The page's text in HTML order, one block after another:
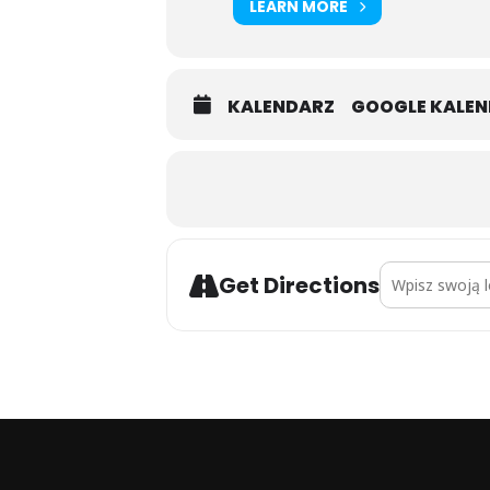
LEARN MORE
KALENDARZ GOOGLE
Get DirectionsAddress -